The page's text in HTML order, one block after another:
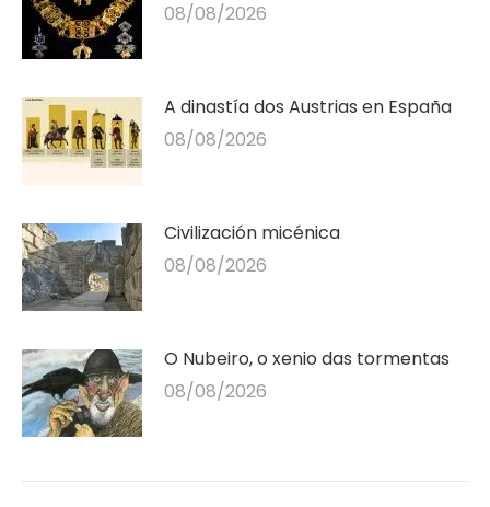
08/08/2026
A dinastía dos Austrias en España
08/08/2026
Civilización micénica
08/08/2026
O Nubeiro, o xenio das tormentas
08/08/2026